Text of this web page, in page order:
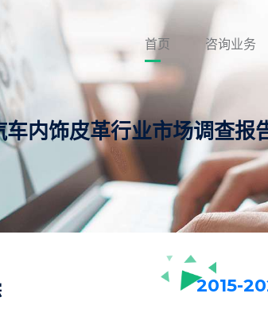
首页 咨询业务
内饰皮革行业市场调查报
2015-